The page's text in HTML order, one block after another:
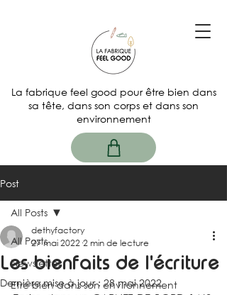
La fabrique feel good pour être bien dans
sa tête, dans son corps et dans son
environnement
Post
All Posts
Newsletter
Etre bien dans son environnement
All Posts
Les bienfaits de l'écriture
dethyfactory
27 mai 2022 2 min de lecture
Dernière mise à jour :28 mai 2022